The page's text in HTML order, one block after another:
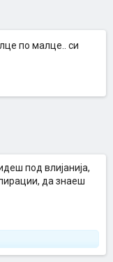
по малце.. си
под влијанија,
да знаеш